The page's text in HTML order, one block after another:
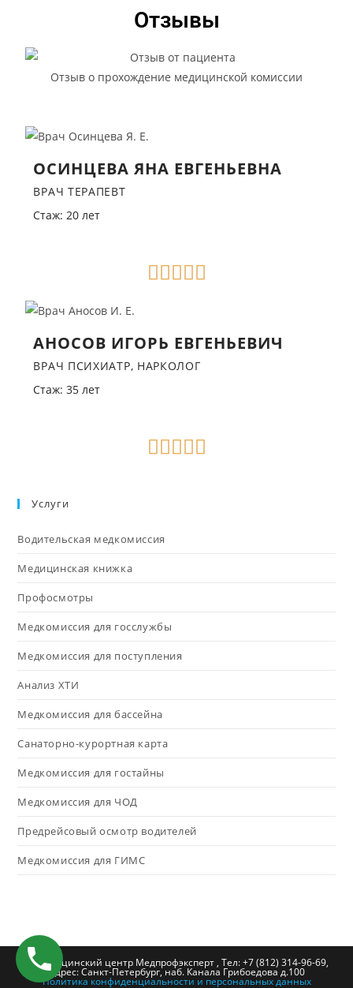
Отзывы
Отзыв о прохождение медицинской комиссии
ОСИНЦЕВА ЯНА ЕВГЕНЬЕВНА
ВРАЧ ТЕРАПЕВТ
Стаж: 20 лет
АНОСОВ ИГОРЬ ЕВГЕНЬЕВИЧ
ВРАЧ ПСИХИАТР, НАРКОЛОГ
Стаж: 35 лет
Услуги
Водительская медкомиссия
Медицинская книжка
Профосмотры
Медкомиссия для госслужбы
Медкомиссия для поступления
Анализ ХТИ
Медкомиссия для бассейна
Санаторно-курортная карта
Медкомиссия для гостайны
Медкомиссия для ЧОД
Предрейсовый осмотр водителей
Медкомиссия для ГИМС
© Медицинский центр Медпрофэксперт , Тел: +7 (812) 314-96-69,
Адрес: Санкт-Петербург, наб. Канала Грибоедова д.100
Политика конфиденциальности и персональных данных